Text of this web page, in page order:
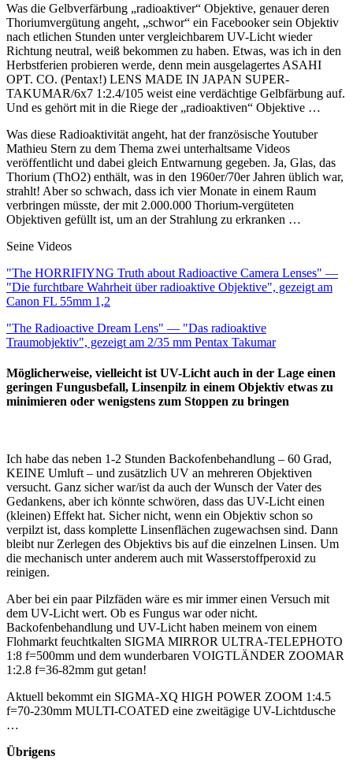
Was die Gelbverfärbung „radioaktiver“ Objektive, genauer deren
Thoriumvergütung angeht, „schwor“ ein Facebooker sein Objektiv
nach etlichen Stunden unter vergleichbarem UV-Licht wieder
Richtung neutral, weiß bekommen zu haben. Etwas, was ich in den
Herbstferien probieren werde, denn mein ausgelagertes ASAHI
OPT. CO. (Pentax!) LENS MADE IN JAPAN SUPER-
TAKUMAR/6x7 1:2.4/105 weist eine verdächtige Gelbfärbung auf.
Und es gehört mit in die Riege der „radioaktiven“ Objektive …
Was diese Radioaktivität angeht, hat der französische Youtuber
Mathieu Stern zu dem Thema zwei unterhaltsame Videos
veröffentlicht und dabei gleich Entwarnung gegeben. Ja, Glas, das
Thorium (ThO2) enthält, was in den 1960er/70er Jahren üblich war,
strahlt! Aber so schwach, dass ich vier Monate in einem Raum
verbringen müsste, der mit 2.000.000 Thorium-vergüteten
Objektiven gefüllt ist, um an der Strahlung zu erkranken …
Seine Videos
"The HORRIFIYNG Truth about Radioactive Camera Lenses" —
"Die furchtbare Wahrheit über radioaktive Objektive", gezeigt am
Canon FL 55mm 1,2
"The Radioactive Dream Lens" — "Das radioaktive
Traumobjektiv", gezeigt am 2/35 mm Pentax Takumar
​​​​​​​Möglicherweise, vielleicht ist UV-Licht auch in der Lage einen
geringen Fungusbefall, Linsenpilz in einem Objektiv etwas zu
minimieren oder wenigstens zum Stoppen zu bringen
Ich habe das neben 1-2 Stunden Backofenbehandlung – 60 Grad,
KEINE Umluft – und zusätzlich UV an mehreren Objektiven
versucht. Ganz sicher war/ist da auch der Wunsch der Vater des
Gedankens, aber ich könnte schwören, dass das UV-Licht einen
(kleinen) Effekt hat. Sicher nicht, wenn ein Objektiv schon so
verpilzt ist, dass komplette Linsenflächen zugewachsen sind. Dann
bleibt nur Zerlegen des Objektivs bis auf die einzelnen Linsen. Um
die mechanisch unter anderem auch mit Wasserstoffperoxid zu
reinigen.
Aber bei ein paar Pilzfäden wäre es mir immer einen Versuch mit
dem UV-Licht wert. Ob es Fungus war oder nicht.
Backofenbehandlung und UV-Licht haben meinem von einem
Flohmarkt feuchtkalten SIGMA MIRROR ULTRA-TELEPHOTO
1:8 f=500mm und dem wunderbaren VOIGTLÄNDER ZOOMAR
1:2.8 f=36-82mm gut getan!
Aktuell bekommt ein SIGMA-XQ HIGH POWER ZOOM 1:4.5
f=70-230mm MULTI-COATED eine zweitägige UV-Lichtdusche
…
Übrigens